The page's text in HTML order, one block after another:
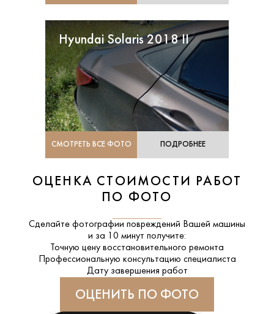
Hyundai Solaris 2018 II
СМОТРЕТЬ ВСЕ ФОТО ПОДРОБНЕЕ
ОЦЕНКА СТОИМОСТИ РАБОТ
ПО ФОТО
Сделайте фотографии повреждений Вашей машины
и за
10 минут получите:
Точную цену восстановительного ремонта
Профессиональную консультацию специалиста
Дату завершения работ
ОЦЕНИТЬ ПО ФОТО